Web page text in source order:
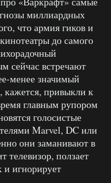
миллиардных
что армия гиков и
до самого
сейчас встречают
менее значимый
привыкли к
главным рупором
голосистые
Marvel, DCили
они заманивают в
телевизор, ползает
и игнорирует